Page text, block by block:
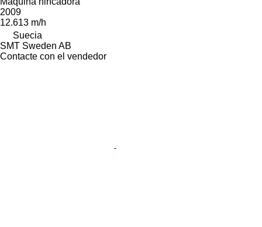
2009
12.613 m/h
Suecia
SMT Sweden AB
Contacte con el vendedor